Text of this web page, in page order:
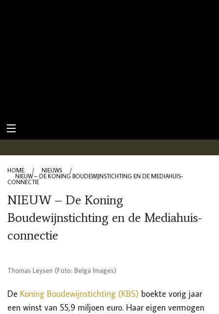
HOME / NIEUWS
/
NIEUW – DE KONING BOUDEWIJNSTICHTING EN DE MEDIAHUIS-
CONNECTIE
NIEUW – De Koning
Boudewijnstichting en de Mediahuis-
connectie
Thomas Leysen (Foto: Belga Images)
De Koning Boudewijnstichting (KBS) boekte vorig jaar
een winst van 55,9 miljoen euro. Haar eigen vermogen